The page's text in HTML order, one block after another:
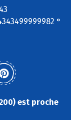
°
est proche